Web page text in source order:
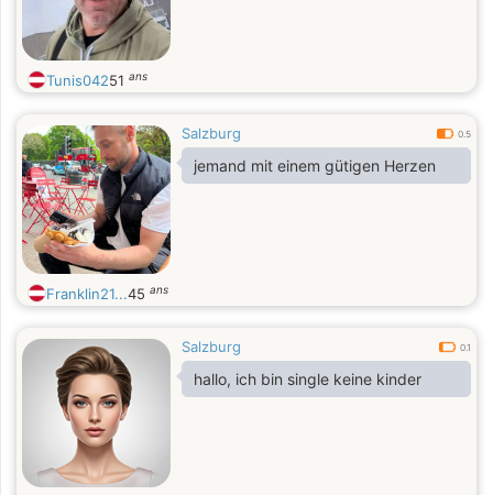
Tunis04251 ans
Salzburg 0.5
jemand mit einem gütigen Herzen
Franklin21...45 ans
Salzburg 0.1
hallo, ich bin single keine kinder